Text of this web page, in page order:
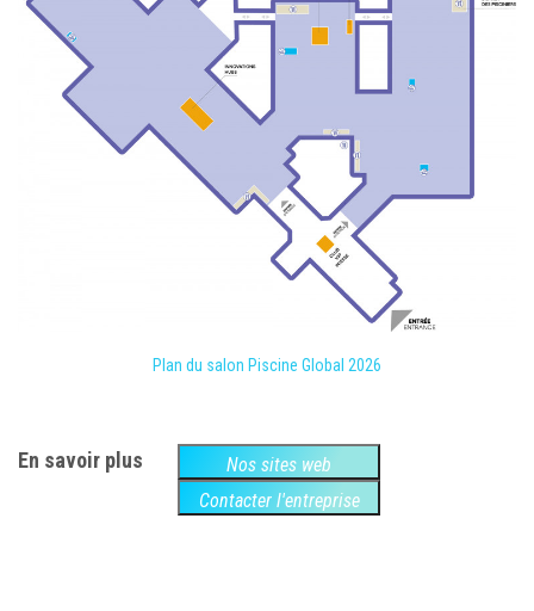
Plan du salon Piscine Global 2026
En savoir plus
Nos sites web
Contacter l'entreprise